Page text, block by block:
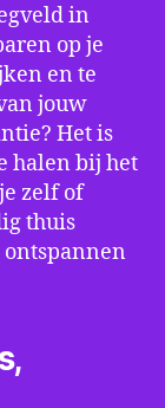
in
op je
en te
jouw
Het is
halen bij het
zelf of
thuis